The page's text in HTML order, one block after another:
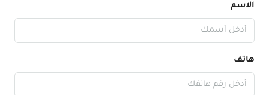
الاسم
هاتف